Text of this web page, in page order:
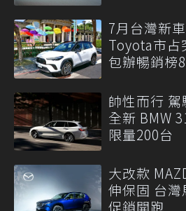
7月台灣新
Toyota市占
包辦暢銷榜
帥性而行
全新 BMW
限量200台
大改款
伸保固 台
促銷開跑